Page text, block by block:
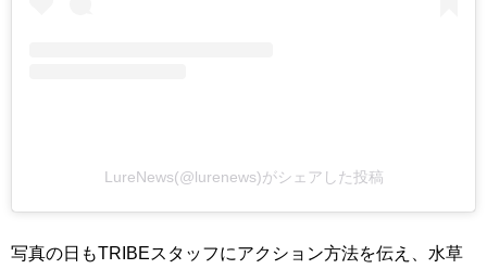
LureNews(@lurenews)がシェアした投稿
写真の日もTRIBEスタッフにアクション方法を伝え、水草